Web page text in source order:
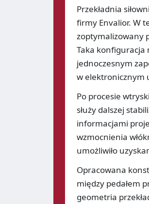
Przekładnia
firmy Envalior. W
zoptymalizowany
Taka konfiguracja
jednoczesnym
w elektronicznym
Po procesie
służy dalszej
informacjami
wzmocnienia
umożliwiło
Opracowana
między pedałem
geometria